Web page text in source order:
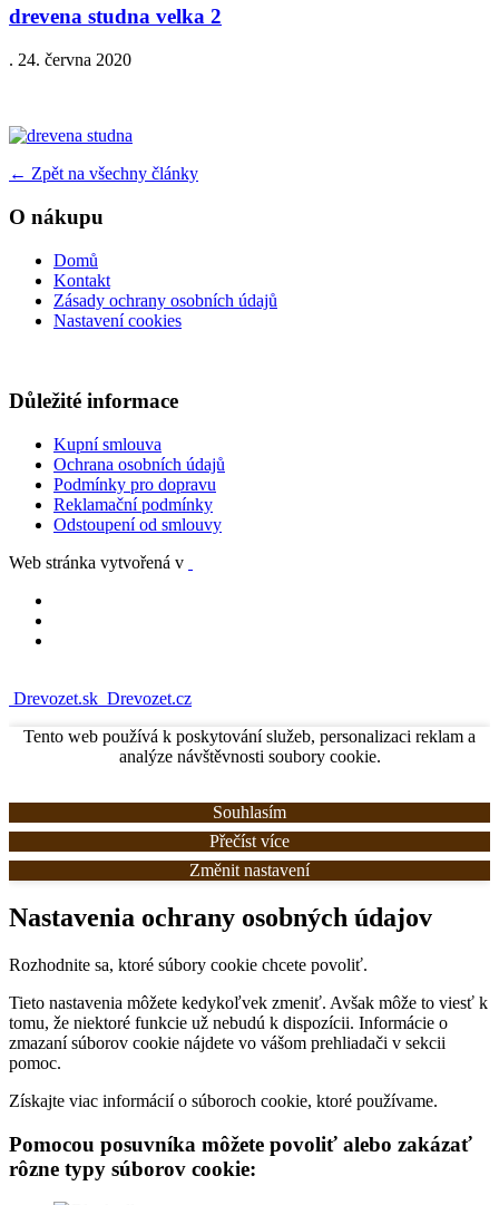
drevena studna velka 2
. 24. června 2020
← Zpět na všechny články
O nákupu
Domů
Kontakt
Zásady ochrany osobních údajů
Nastavení cookies
Důležité informace
Kupní smlouva
Ochrana osobních údajů
Podmínky pro dopravu
Reklamační podmínky
Odstoupení od smlouvy
Web stránka vytvořená v
Drevozet.sk Drevozet.cz
Tento web používá k poskytování služeb, personalizaci reklam a
analýze návštěvnosti soubory cookie.
Souhlasím
Přečíst více
Změnit nastavení
Nastavenia ochrany osobných údajov
Rozhodnite sa, ktoré súbory cookie chcete povoliť.
Tieto nastavenia môžete kedykoľvek zmeniť. Avšak môže to viesť k
tomu, že niektoré funkcie už nebudú k dispozícii. Informácie o
zmazaní súborov cookie nájdete vo vášom prehliadači v sekcii
pomoc.
Získajte viac informácií o súboroch cookie, ktoré používame.
Pomocou posuvníka môžete povoliť alebo zakázať
rôzne typy súborov cookie: